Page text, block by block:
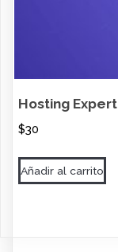
Hosting
$30
Añadir al carrito